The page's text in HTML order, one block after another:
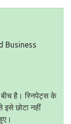
Business
बीच है। स्निपेट्स के
इसे छोटा नहीं